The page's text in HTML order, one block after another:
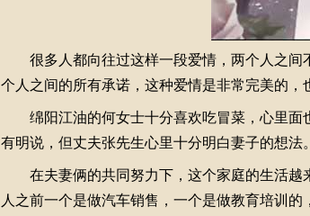
很多人都向往过这样一段爱情，两个人之间
个人之间的所有承诺，这种爱情是非常完美的，
绵阳江油的何女士十分喜欢吃冒菜，心里面
有明说，但丈夫张先生心里十分明白妻子的想法。
在夫妻俩的共同努力下，这个家庭的生活越
人之前一个是做汽车销售，一个是做教育培训